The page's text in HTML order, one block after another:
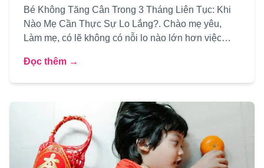
Bé Không Tăng Cân Trong 3 Tháng Liên Tục: Khi
Nào Mẹ Cần Thực Sự Lo Lắng?. Chào mẹ yêu,
Làm mẹ, có lẽ không có nỗi lo nào lớn hơn việc
Đọc thêm →